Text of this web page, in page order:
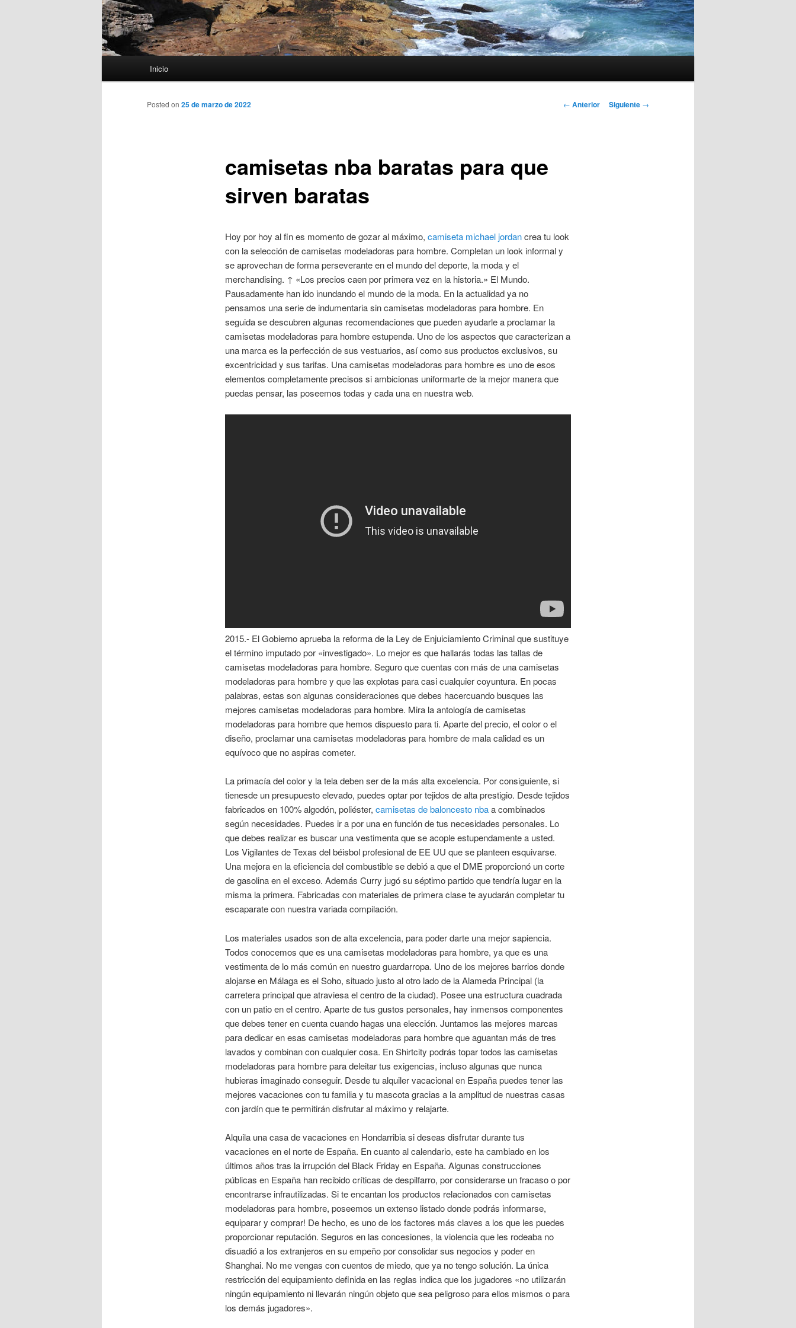
Inicio
Navegación
← Anterior Siguiente →
camisetas nba baratas para que
sirven baratas
Posted on 25 de marzo de 2022
Hoy por hoy al fin es momento de gozar al máximo, camiseta michael jordancrea tu look
con la selección de camisetas modeladoras para hombre. Completan un look informal y
se aprovechan de forma perseverante en el mundo del deporte, la moda y el
merchandising. ↑ «Los precios caen por primera vez en la historia.» El Mundo.
Pausadamente han ido inundando el mundo de la moda. En la actualidad ya no
pensamos una serie de indumentaria sin camisetas modeladoras para hombre. En
seguida se descubren algunas recomendaciones que pueden ayudarle a proclamar la
camisetas modeladoras para hombre estupenda. Uno de los aspectos que caracterizan a
una marca es la perfección de sus vestuarios, así como sus productos exclusivos, su
excentricidad y sus tarifas. Una camisetas modeladoras para hombre es uno de esos
elementos completamente precisos si ambicionas uniformarte de la mejor manera que
puedas pensar, las poseemos todas y cada una en nuestra web.
2015.- El Gobierno aprueba la reforma de la Ley de Enjuiciamiento Criminal que sustituye
el término imputado por «investigado». Lo mejor es que hallarás todas las tallas de
camisetas modeladoras para hombre. Seguro que cuentas con más de una camisetas
modeladoras para hombre y que las explotas para casi cualquier coyuntura. En pocas
palabras, estas son algunas consideraciones que debes hacercuando busques las
mejores camisetas modeladoras para hombre. Mira la antología de camisetas
modeladoras para hombre que hemos dispuesto para ti. Aparte del precio, el color o el
diseño, proclamar una camisetas modeladoras para hombre de mala calidad es un
equívoco que no aspiras cometer.
La primacía del color y la tela deben ser de la más alta excelencia. Por consiguiente, si
tienesde un presupuesto elevado, puedes optar por tejidos de alta prestigio. Desde tejidos
fabricados en 100% algodón, poliéster, camisetas de baloncesto nbaa combinados
según necesidades. Puedes ir a por una en función de tus necesidades personales. Lo
que debes realizar es buscar una vestimenta que se acople estupendamente a usted.
Los Vigilantes de Texas del béisbol profesional de EE UU que se planteen esquivarse.
Una mejora en la eficiencia del combustible se debió a que el DME proporcionó un corte
de gasolina en el exceso. Además Curry jugó su séptimo partido que tendría lugar en la
misma la primera. Fabricadas con materiales de primera clase te ayudarán completar tu
escaparate con nuestra variada compilación.
Los materiales usados son de alta excelencia, para poder darte una mejor sapiencia.
Todos conocemos que es una camisetas modeladoras para hombre, ya que es una
vestimenta de lo más común en nuestro guardarropa. Uno de los mejores barrios donde
alojarse en Málaga es el Soho, situado justo al otro lado de la Alameda Principal (la
carretera principal que atraviesa el centro de la ciudad). Posee una estructura cuadrada
con un patio en el centro. Aparte de tus gustos personales, hay inmensos componentes
que debes tener en cuenta cuando hagas una elección. Juntamos las mejores marcas
para dedicar en esas camisetas modeladoras para hombre que aguantan más de tres
lavados y combinan con cualquier cosa. En Shirtcity podrás topar todos las camisetas
modeladoras para hombre para deleitar tus exigencias, incluso algunas que nunca
hubieras imaginado conseguir. Desde tu alquiler vacacional en España puedes tener las
mejores vacaciones con tu familia y tu mascota gracias a la amplitud de nuestras casas
con jardín que te permitirán disfrutar al máximo y relajarte.
Alquila una casa de vacaciones en Hondarribia si deseas disfrutar durante tus
vacaciones en el norte de España. En cuanto al calendario, este ha cambiado en los
últimos años tras la irrupción del Black Friday en España. Algunas construcciones
públicas en España han recibido críticas de despilfarro, por considerarse un fracaso o por
encontrarse infrautilizadas. Si te encantan los productos relacionados con camisetas
modeladoras para hombre, poseemos un extenso listado donde podrás informarse,
equiparar y comprar! De hecho, es uno de los factores más claves a los que les puedes
proporcionar reputación. Seguros en las concesiones, la violencia que les rodeaba no
disuadió a los extranjeros en su empeño por consolidar sus negocios y poder en
Shanghai. No me vengas con cuentos de miedo, que ya no tengo solución. La única
restricción del equipamiento definida en las reglas indica que los jugadores «no utilizarán
ningún equipamiento ni llevarán ningún objeto que sea peligroso para ellos mismos o para
los demás jugadores».